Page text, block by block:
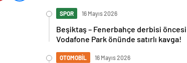
SPOR 16 Mayıs 2026
Beşiktaş – Fenerbahçe derbisi öncesi
Vodafone Park önünde satırlı kavga!
OTOMOBİL 16 Mayıs 2026